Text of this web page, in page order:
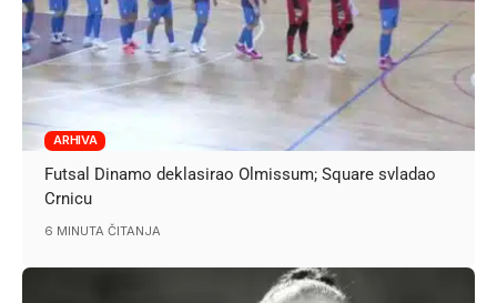
ARHIVA
Futsal Dinamo deklasirao Olmissum; Square svladao
Crnicu
6 MINUTA ČITANJA